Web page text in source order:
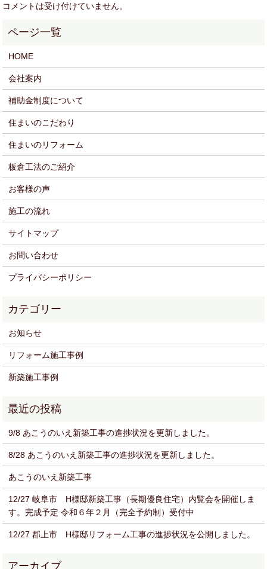
コメントは受け付けていません。
HOME
会社案内
補助金制度について
住まいのこだわり
住まいのリフォーム
板倉工法のご紹介
お客様の声
施工の流れ
サイトマップ
お問い合わせ
プライバシーポリシー
お知らせ
リフォーム施工事例
新築施工事例
9/8 あこうのいえ新築工事の進捗状況を更新しました。
8/28 あこうのいえ新築工事の進捗状況を更新しました。
あこうのいえ新築工事
12/27 岐阜市 H様邸新築工事（長期優良住宅）内覧会を開催しま
す。完成予定 令和６年２月（完全予約制）受付中
12/27 郡上市 H様邸リフォーム工事の進捗状況を公開しました。